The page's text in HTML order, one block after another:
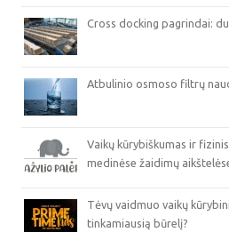
Cross docking pagrindai:
Atbulinio osmoso filtrų
Vaikų kūrybiškumas ir
medinėse žaidimų
Tėvų vaidmuo vaikų
tinkamiausią būrelį?